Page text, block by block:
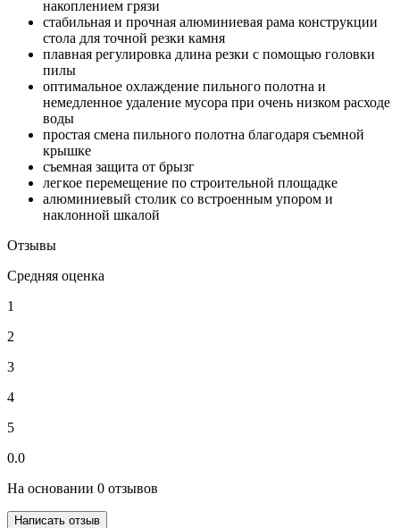
накоплением грязи
стабильная и прочная алюминиевая рама конструкции
стола для точной резки камня
плавная регулировка длина резки с помощью головки
пилы
оптимальное охлаждение пильного полотна и
немедленное удаление мусора при очень низком расходе
воды
простая смена пильного полотна благодаря съемной
крышке
съемная защита от брызг
легкое перемещение по строительной площадке
алюминиевый столик со встроенным упором и
наклонной шкалой
Отзывы
Средняя оценка
1
2
3
4
5
0.0
На основании 0 отзывов
Написать отзыв